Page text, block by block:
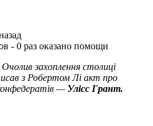
- 0 раз оказано помощи
захоплення столиці
з Робертом Лі акт про
— Улісс Грант.